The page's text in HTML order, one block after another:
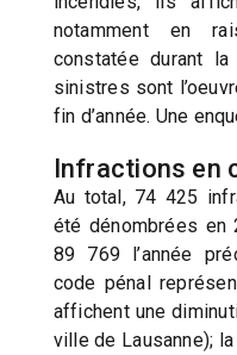
notamment en
constatée durant la
sinistres sont
fin d’année. Une
Infractions en
Au total, 74 425
été dénombrées en
89 769 l’année
code pénal
affichent une
ville de Lausanne);